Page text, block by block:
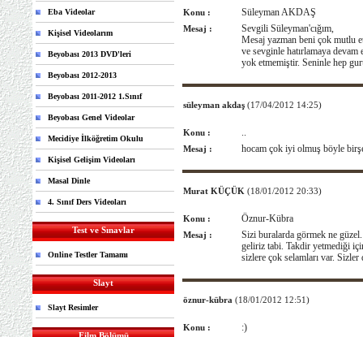
Eba Videolar
Kişisel Videolarım
Beyobası 2013 DVD'leri
Beyobası 2012-2013
Beyobası 2011-2012 1.Sınıf
Beyobası Genel Videolar
Mecidiye İlköğretim Okulu
Kişisel Gelişim Videoları
Masal Dinle
4. Sınıf Ders Videoları
Test ve Sınavlar
Online Testler Tamamı
Slayt
Slayt Resimler
Konu : Süleyman AKDAŞ
Mesaj :
Sevgili Süleyman'cığım,
Mesaj yazman beni çok mutlu
ve sevginle hatırlamaya
yok etmemiştir. Seninle hep
süleyman akdaş (17/04/2012 14:25)
Konu : ..
Mesaj : hocam çok iyi olmuş böyle
Murat KÜÇÜK (18/01/2012 20:33)
Konu : Öznur-Kübra
Mesaj :
Sizi buralarda görmek ne
geliriz tabi. Takdir yetmediği
sizlere çok selamları var.
öznur-kübra (18/01/2012 12:51)
Konu : :)